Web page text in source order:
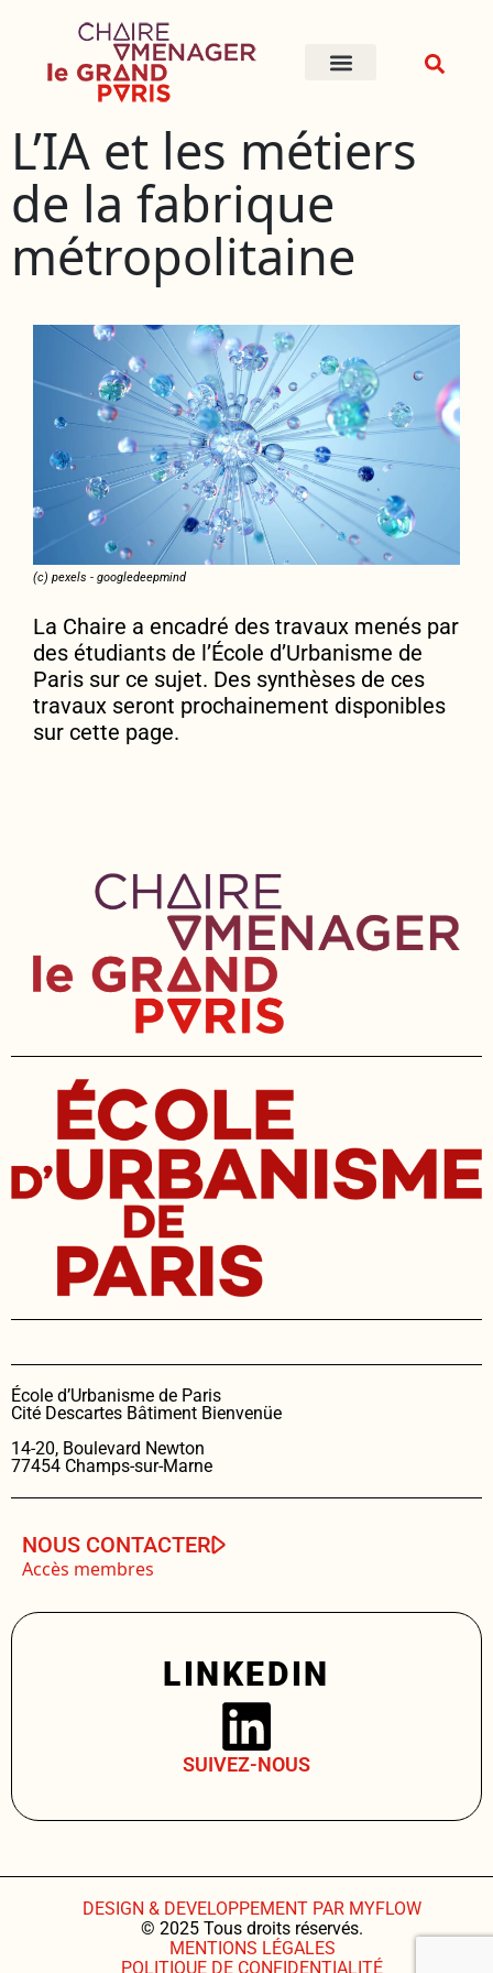
L’IA et les métiers
de la fabrique
métropolitaine
(c) pexels - googledeepmind
La Chaire a encadré des travaux menés par
des étudiants de l’École d’Urbanisme de
Paris sur ce sujet. Des synthèses de ces
travaux seront prochainement disponibles
sur cette page.
École d’Urbanisme de Paris
Cité Descartes Bâtiment Bienvenüe
14-20, Boulevard Newton
77454 Champs-sur-Marne
NOUS CONTACTER
Accès membres
LINKEDIN
SUIVEZ-NOUS
DESIGN & DEVELOPPEMENT PAR MYFLOW
© 2025 Tous droits réservés.
MENTIONS LÉGALES
POLITIQUE DE CONFIDENTIALITÉ